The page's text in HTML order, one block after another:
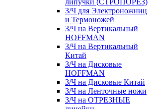
липучки (СТРОПОРЕЗ)
З/Ч для Электроножниц
и Термоножей
З/Ч на Вертикальный
HOFFMAN
З/Ч на Вертикальный
Китай
З/Ч на Дисковые
HOFFMAN
З/Ч на Дисковые Китай
З/Ч на Ленточные ножи
З/Ч на ОТРЕЗНЫЕ